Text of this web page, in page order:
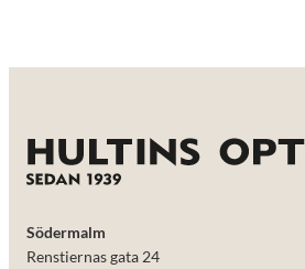
Södermalm
Renstiernas gata 24